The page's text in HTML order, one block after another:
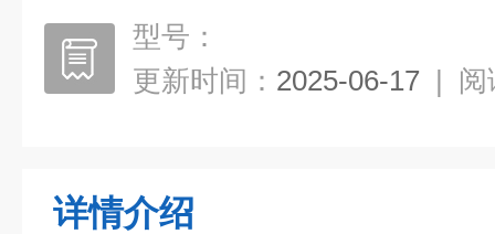
型号：
更新时间： 2025-06-17 | 阅
详情介绍